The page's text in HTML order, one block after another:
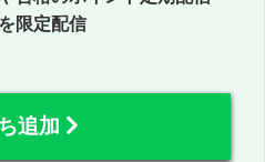
限定配信
追加